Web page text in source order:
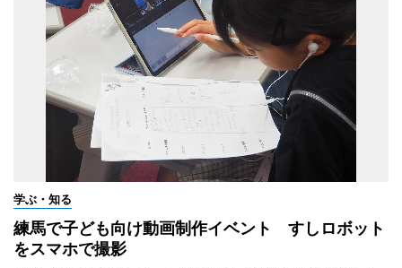
学ぶ・知る
練馬で子ども向け動画制作イベント すしロボット
をスマホで撮影